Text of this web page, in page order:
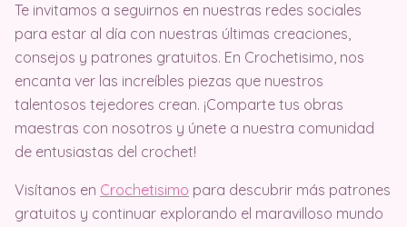
Te invitamos a seguirnos en nuestras redes sociales
para estar al día con nuestras últimas creaciones,
consejos y patrones gratuitos. En Crochetisimo, nos
encanta ver las increíbles piezas que nuestros
talentosos tejedores crean. ¡Comparte tus obras
maestras con nosotros y únete a nuestra comunidad
de entusiastas del crochet!
Visítanos en Crochetisimo para descubrir más patrones
gratuitos y continuar explorando el maravilloso mundo